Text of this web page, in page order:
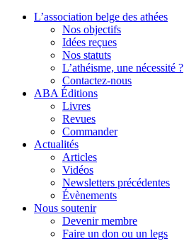
L’association belge des athées
Nos objectifs
Idées reçues
Nos statuts
L’athéisme, une nécessité ?
Contactez-nous
ABA Éditions
Livres
Revues
Commander
Actualités
Articles
Vidéos
Newsletters précédentes
Évènements
Nous soutenir
Devenir membre
Faire un don ou un legs